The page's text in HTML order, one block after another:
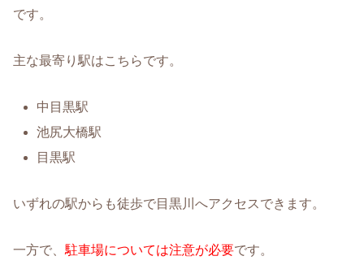
です。
主な最寄り駅はこちらです。
中目黒駅
池尻大橋駅
目黒駅
いずれの駅からも徒歩で目黒川へアクセスできます。
一方で、 駐車場については注意が必要です。